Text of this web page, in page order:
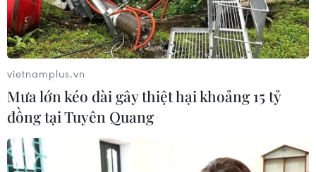
vietnamplus.vn
Mưa lớn kéo dài gây thiệt hại khoảng 15 tỷ
đồng tại Tuyên Quang